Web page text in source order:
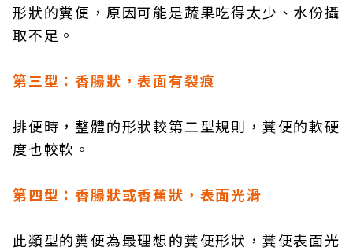
形狀的糞便，原因可能是蔬果吃得太少、水份攝
取不足。
第三型：香腸狀，表面有裂痕
排便時，整體的形狀較第二型規則，糞便的軟硬
度也較軟。
第四型：香腸狀或香蕉狀，表面光滑
此類型的糞便為最理想的糞便形狀，糞便表面光